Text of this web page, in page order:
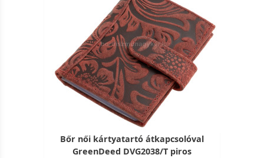
Bőr női kártyatartó átkapcsolóval
GreenDeed DVG2038/T piros